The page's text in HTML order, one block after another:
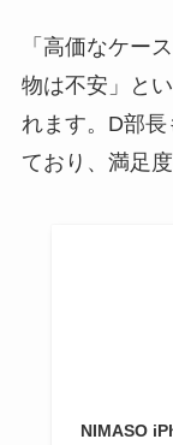
「高価なケー
物は不安」と
れます。D部
ており、満足
NIMASO